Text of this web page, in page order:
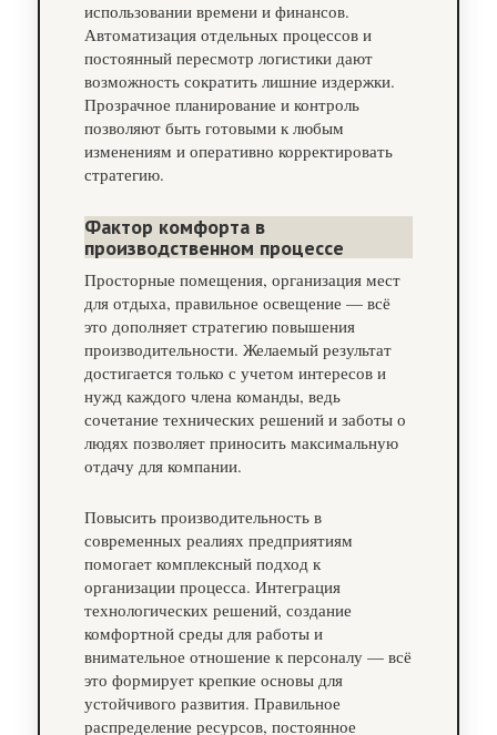
использовании времени и финансов.
Автоматизация отдельных процессов и
постоянный пересмотр логистики дают
возможность сократить лишние издержки.
Прозрачное планирование и контроль
позволяют быть готовыми к любым
изменениям и оперативно корректировать
стратегию.
Фактор комфорта в
производственном процессе
Просторные помещения, организация мест
для отдыха, правильное освещение — всё
это дополняет стратегию повышения
производительности. Желаемый результат
достигается только с учетом интересов и
нужд каждого члена команды, ведь
сочетание технических решений и заботы о
людях позволяет приносить максимальную
отдачу для компании.
Повысить производительность в
современных реалиях предприятиям
помогает комплексный подход к
организации процесса. Интеграция
технологических решений, создание
комфортной среды для работы и
внимательное отношение к персоналу — всё
это формирует крепкие основы для
устойчивого развития. Правильное
распределение ресурсов, постоянное